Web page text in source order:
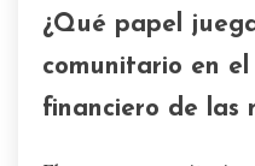
¿Qué papel
comunitario en
financiero de las